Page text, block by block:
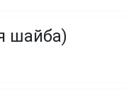
шайба)